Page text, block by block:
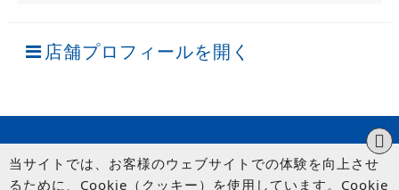
店舗プロフィールを開く
当サイトでは、お客様のウェブサイトでの体験を向上させ
るために、Cookie（クッキー）を使用しています。Cookie